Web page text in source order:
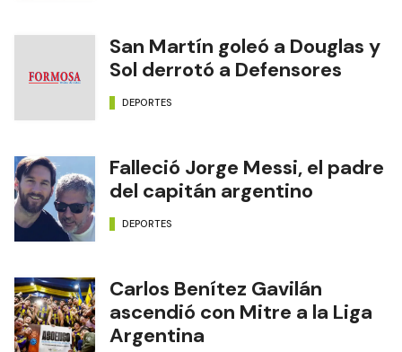
San Martín goleó a Douglas y
Sol derrotó a Defensores
DEPORTES
Falleció Jorge Messi, el padre
del capitán argentino
DEPORTES
Carlos Benítez Gavilán
ascendió con Mitre a la Liga
Argentina